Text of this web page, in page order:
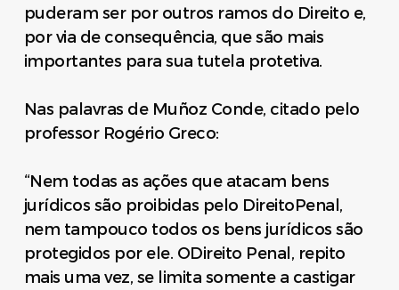
puderam ser por outros ramos do Direito e,
por via de consequência, que são mais
importantes para sua tutela protetiva.
Nas palavras de Muñoz Conde, citado pelo
professor Rogério Greco:
“Nem todas as ações que atacam bens
jurídicos são proibidas pelo DireitoPenal,
nem tampouco todos os bens jurídicos são
protegidos por ele. ODireito Penal, repito
mais uma vez, se limita somente a castigar